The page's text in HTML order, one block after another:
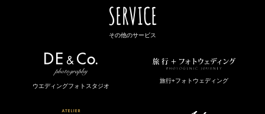
SERVICE
その他のサービス
ウエディングフォトスタジオ
旅行+フォトウェディング